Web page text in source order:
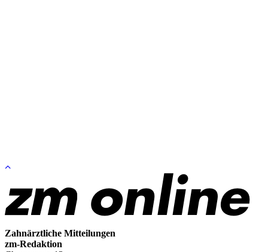
Zum
springen
Zahnärztliche Mitteilungen
zm-Redaktion